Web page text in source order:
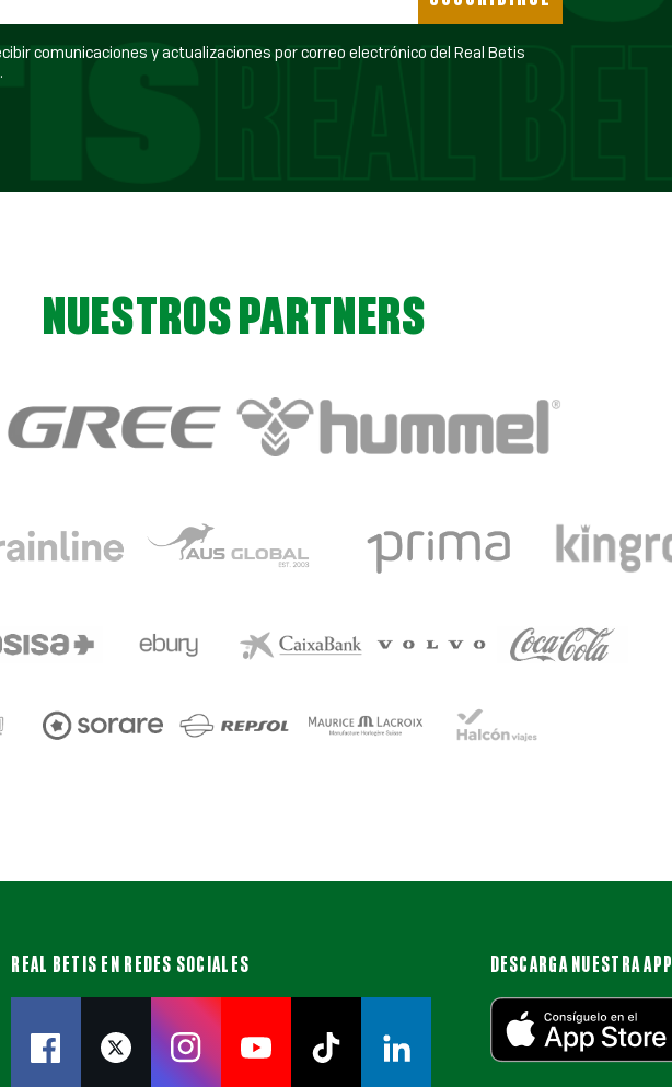
comunicaciones y actualizaciones por correo electrónico del Real Betis
NUESTROS PARTNERS
REAL BETIS EN REDES SOCIALES DESCARGA NUESTRA APP